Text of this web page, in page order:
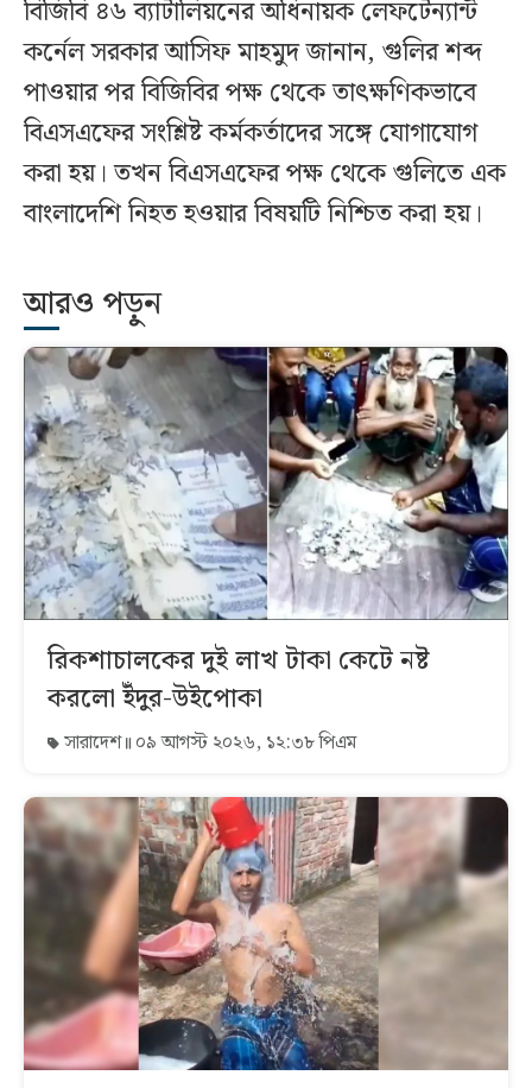
বিজিবি ৪৬ ব্যাটালিয়নের অধিনায়ক লেফটেন্যান্ট
কর্নেল সরকার আসিফ মাহমুদ জানান, গুলির শব্দ
পাওয়ার পর বিজিবির পক্ষ থেকে তাৎক্ষণিকভাবে
বিএসএফের সংশ্লিষ্ট কর্মকর্তাদের সঙ্গে যোগাযোগ
করা হয়। তখন বিএসএফের পক্ষ থেকে গুলিতে এক
বাংলাদেশি নিহত হওয়ার বিষয়টি নিশ্চিত করা হয়।
আরও পড়ুন
রিকশাচালকের দুই লাখ টাকা কেটে নষ্ট
করলো ইঁদুর-উইপোকা
সারাদেশ ০৯ আগস্ট ২০২৬, ১২:৩৮ পিএম